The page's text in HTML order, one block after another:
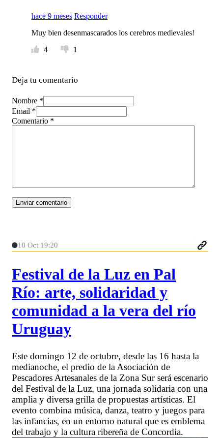
hace 9 meses Responder
Muy bien desenmascarados los cerebros medievales!
4
1
Deja tu comentario
Nombre *
Email *
Comentario *
10 Oct 19:20
Festival de la Luz en Pal
Río: arte, solidaridad y
comunidad a la vera del río
Uruguay
Este domingo 12 de octubre, desde las 16 hasta la
medianoche, el predio de la Asociación de
Pescadores Artesanales de la Zona Sur será escenario
del Festival de la Luz, una jornada solidaria con una
amplia y diversa grilla de propuestas artísticas. El
evento combina música, danza, teatro y juegos para
las infancias, en un entorno natural que es emblema
del trabajo y la cultura ribereña de Concordia.